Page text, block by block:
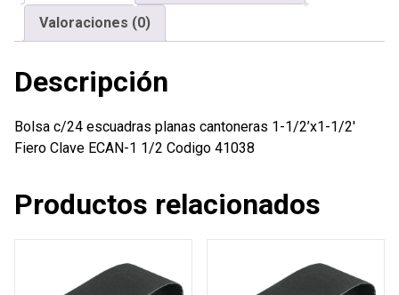
1/2'
Fiero
Valoraciones (0)
Descripción
Bolsa c/24 escuadras planas cantoneras 1-1/2’x1-1/2′
Fiero Clave ECAN-1 1/2 Codigo 41038
Productos relacionados